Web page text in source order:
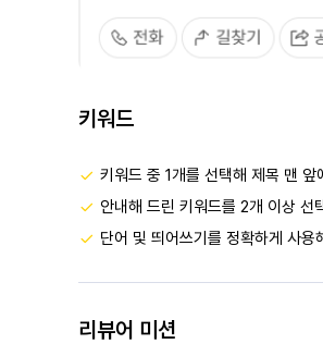
키워드
키워드 중 1개를 선택해 제목 맨 앞
안내해 드린 키워드를 2개 이상
단어 및 띄어쓰기를 정확하게 사
리뷰어 미션